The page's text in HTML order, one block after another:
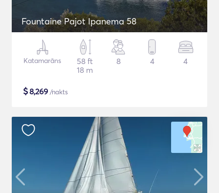
Fountaine Pajot Ipanema 58
Katamarāns
58 ft
18 m
8 4 4
$8,269 /nakts